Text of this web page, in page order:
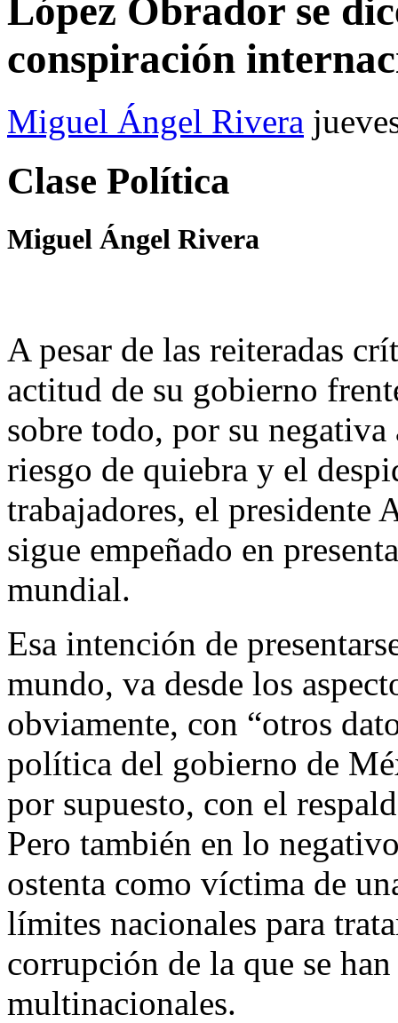
López Obrador se
conspiración
Miguel Ángel Rivera
Clase Política
Miguel Ángel Rivera
A pesar de las reiteradas
actitud de su gobierno
sobre todo, por su negativa
riesgo de quiebra y el
trabajadores, el presidente
sigue empeñado en
mundial.
Esa intención de
mundo, va desde los
obviamente, con “otros
política del gobierno de
por supuesto, con el
Pero también en lo
ostenta como víctima de
límites nacionales para
corrupción de la que se
multinacionales.